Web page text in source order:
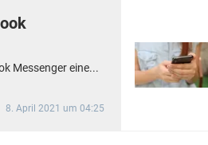
Messenger eine...
8. April 2021 um 04:25